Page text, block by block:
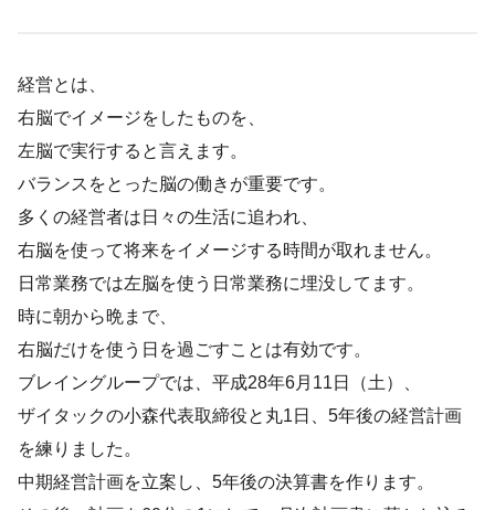
経営とは、
右脳でイメージをしたものを、
左脳で実行すると言えます。
バランスをとった脳の働きが重要です。
多くの経営者は日々の生活に追われ、
右脳を使って将来をイメージする時間が取れません。
日常業務では左脳を使う日常業務に埋没してます。
時に朝から晩まで、
右脳だけを使う日を過ごすことは有効です。
ブレイングループでは、 平成28年6月11日（土）、
ザイタックの小森代表取締役と丸1日、5年後の経営計画
を練りました。
中期経営計画を立案し、5年後の決算書を作ります。